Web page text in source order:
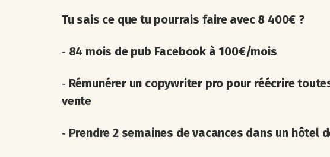
Tu sais ce que tu pourrais faire avec 8 400€ ?
‐ 84 mois de pub Facebook à 100€/mois
‐ Rémunérer un copywriter pro pour réécrire
vente
‐ Prendre 2 semaines de vacances dans un hôtel